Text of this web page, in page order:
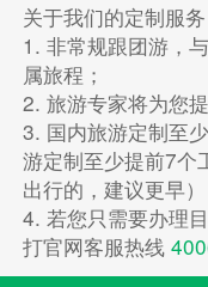
关于我们的定制服务
1. 非常规跟团游，
属旅程；
2. 旅游专家将为您
3. 国内旅游定制至
游定制至少提前7个
出行的，建议更早）
4. 若您只需要办理
打官网客服热线